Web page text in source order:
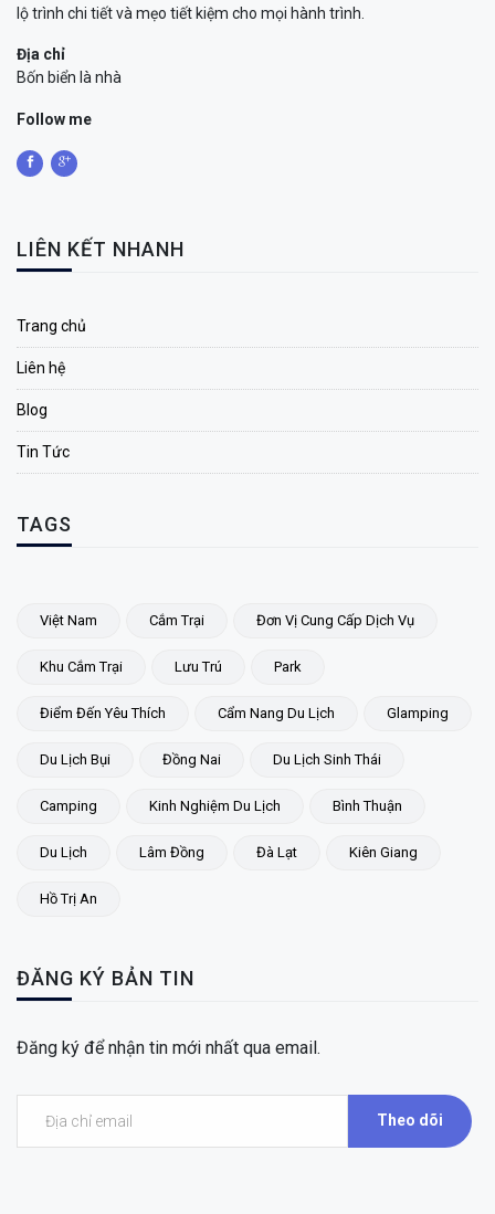
lộ trình chi tiết và mẹo tiết kiệm cho mọi hành trình.
Địa chỉ
Bốn biển là nhà
Follow me
LIÊN KẾT NHANH
Trang chủ
Liên hệ
Blog
Tin Tức
TAGS
Việt Nam Cắm Trại Đơn Vị Cung Cấp Dịch Vụ
Khu Cắm Trại Lưu Trú Park
Điểm Đến Yêu Thích Cẩm Nang Du Lịch Glamping
Du Lịch Bụi Đồng Nai Du Lịch Sinh Thái
Camping Kinh Nghiệm Du Lịch Bình Thuận
Du Lịch Lâm Đồng Đà Lạt Kiên Giang
Hồ Trị An
ĐĂNG KÝ BẢN TIN
Đăng ký để nhận tin mới nhất qua email.
Theo dõi